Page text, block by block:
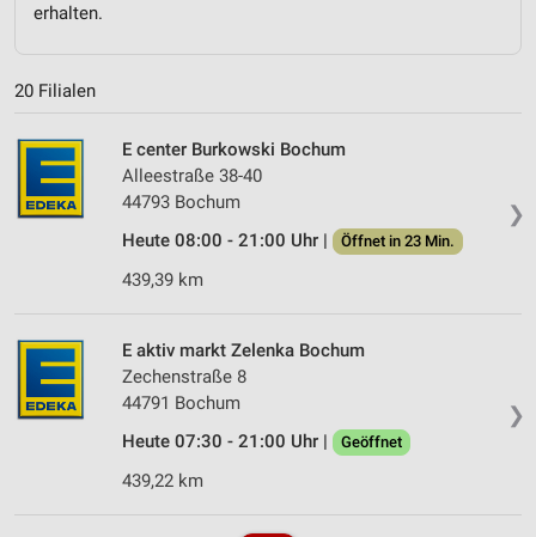
erhalten.
20 Filialen
❯
E center Burkowski Bochum
Alleestraße 38-40
44793 Bochum
Heute 08:00 - 21:00 Uhr |
Öffnet in 23 Min.
439,39 km
❯
E aktiv markt Zelenka Bochum
Zechenstraße 8
44791 Bochum
Heute 07:30 - 21:00 Uhr |
Geöffnet
439,22 km